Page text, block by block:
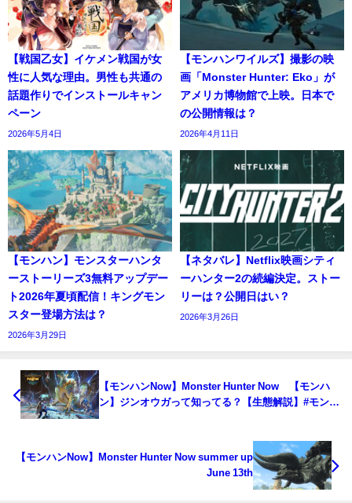
【戦国乙女】イケメン戦国が女
性に人気な理由。男性も共通の
話題作りでインストールキャン
ペーン
2026年5月4日
【モンハンワイルズ】撮影の映
画「Monster Hunter: Eko」が
アメリカ博物館で上映。日本で
の公開情報は？
2026年4月11日
【モンハン】モンスターハンタ
ーストーリーズ3無料アップデー
ト2026年夏頃配信！キングモン
スター登場方法は？
2026年3月29日
【ネタバレ】Netflix映画シティ
ーハンター2の続編決定。ストー
リーは？公開日はい？
2026年3月26日
【モンハンNow】Monster Hunter Now 【モンハ
ン】ジンオウガって知ってる？【生態解説】#モンハ
【モンハンNow】Monster Hunter Now summer up
June 13th